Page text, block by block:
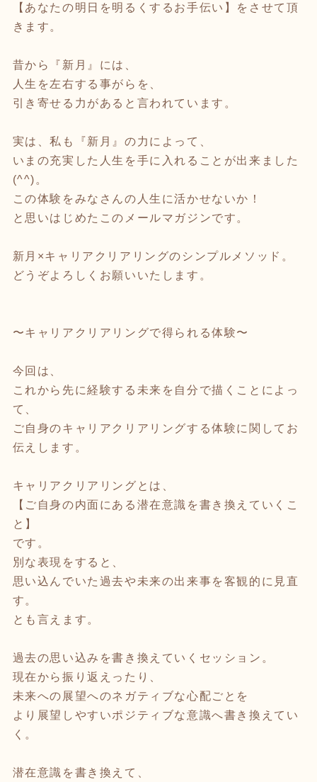
【あなたの明日を明るくするお手伝い】をさせて頂
きます。
昔から『新月』には、
人生を左右する事がらを、
引き寄せる力があると言われています。
実は、私も『新月』の力によって、
いまの充実した人生を手に入れることが出来ました
(^^)。
この体験をみなさんの人生に活かせないか！
と思いはじめたこのメールマガジンです。
新月×キャリアクリアリングのシンプルメソッド。
どうぞよろしくお願いいたします。
〜キャリアクリアリングで得られる体験〜
今回は、
これから先に経験する未来を自分で描くことによっ
て、
ご自身のキャリアクリアリングする体験に関してお
伝えします。
キャリアクリアリングとは、
【ご自身の内面にある潜在意識を書き換えていくこ
と】
です。
別な表現をすると、
思い込んでいた過去や未来の出来事を客観的に見直
す。
とも言えます。
過去の思い込みを書き換えていくセッション。
現在から振り返えったり、
未来への展望へのネガティブな心配ごとを
より展望しやすいポジティブな意識へ書き換えてい
く。
潜在意識を書き換えて、